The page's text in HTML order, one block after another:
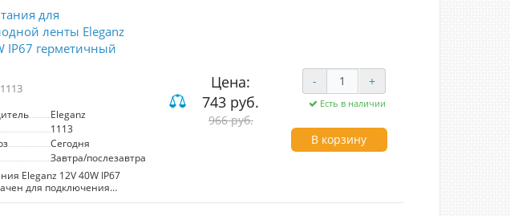
в условиях
влажности. Идеален для
в наружных и
освещениях.
для
ленты Eleganz
IP67 герметичный
Eleganz
1113
Сегодня
Завтра/послезавтра
Eleganz 12V 40W IP67
для подключения
лент и светильников.
Цена:
743 руб.
966 руб.
- +
Есть в наличии
В корзину